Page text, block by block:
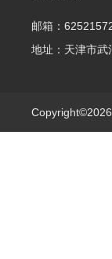
邮箱：
地址：天津市武